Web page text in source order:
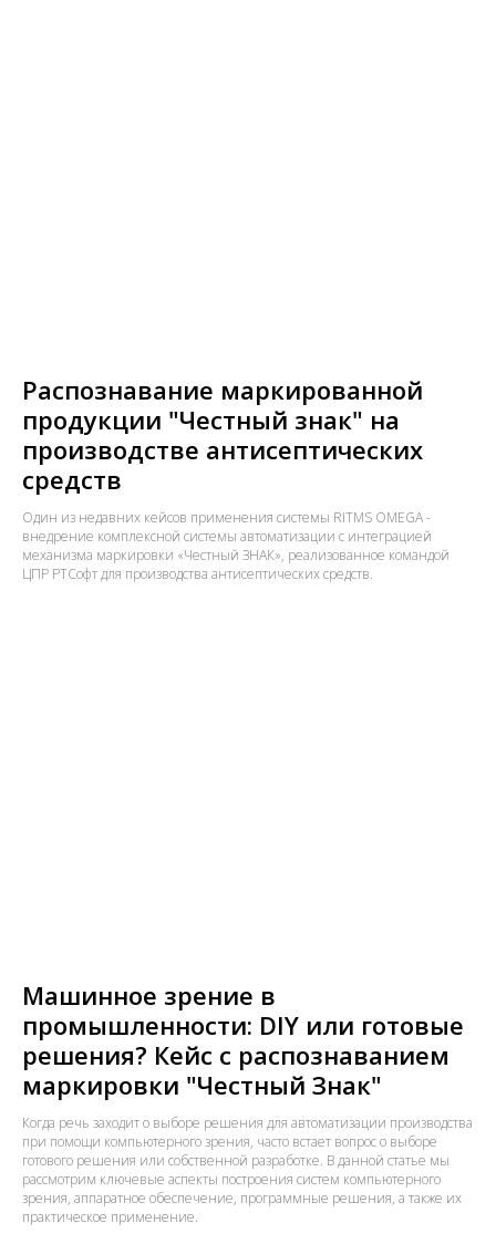
Распознавание маркированной
продукции "Честный знак" на
производстве антисептических
средств
Один из недавних кейсов применения системы RITMS OMEGA -
внедрение комплексной системы автоматизации с интеграцией
механизма маркировки «Честный ЗНАК», реализованное командой
ЦПР РТСофт для производства антисептических средств.
Машинное зрение в
промышленности: DIY или готовые
решения? Кейс с распознаванием
маркировки "Честный Знак"
Когда речь заходит о выборе решения для автоматизации производства
при помощи компьютерного зрения, часто встает вопрос о выборе
готового решения или собственной разработке. В данной статье мы
рассмотрим ключевые аспекты построения систем компьютерного
зрения, аппаратное обеспечение, программные решения, а также их
практическое применение.